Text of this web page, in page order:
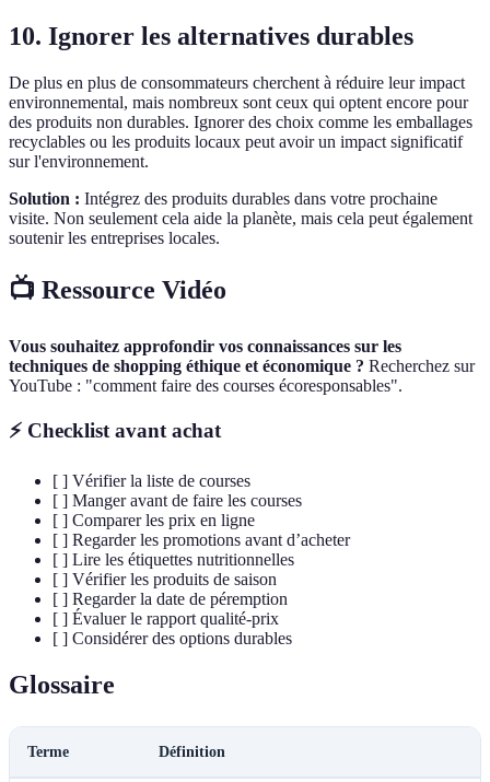
10. Ignorer les alternatives durables
De plus en plus de consommateurs cherchent à réduire leur impact
environnemental, mais nombreux sont ceux qui optent encore pour
des produits non durables. Ignorer des choix comme les emballages
recyclables ou les produits locaux peut avoir un impact significatif
sur l'environnement.
Solution : Intégrez des produits durables dans votre prochaine
visite. Non seulement cela aide la planète, mais cela peut également
soutenir les entreprises locales.
📺 Ressource Vidéo
Vous souhaitez approfondir vos connaissances sur les
techniques de shopping éthique et économique ? Recherchez sur
YouTube : "comment faire des courses écoresponsables".
⚡ Checklist avant achat
[ ] Vérifier la liste de courses
[ ] Manger avant de faire les courses
[ ] Comparer les prix en ligne
[ ] Regarder les promotions avant d’acheter
[ ] Lire les étiquettes nutritionnelles
[ ] Vérifier les produits de saison
[ ] Regarder la date de péremption
[ ] Évaluer le rapport qualité-prix
[ ] Considérer des options durables
Glossaire
Terme Définition